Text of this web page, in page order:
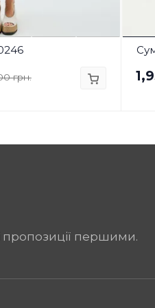
грн.
пропозиції першими.